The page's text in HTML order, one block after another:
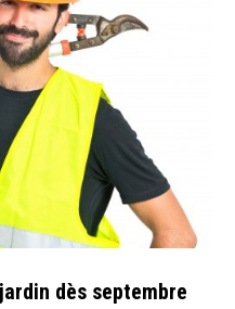
dès septembre